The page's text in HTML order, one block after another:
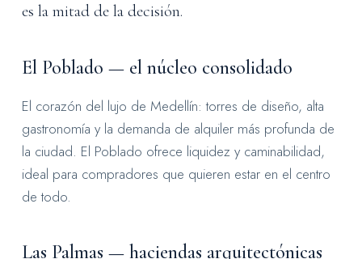
es la mitad de la decisión.
El Poblado — el núcleo consolidado
El corazón del lujo de Medellín: torres de diseño, alta
gastronomía y la demanda de alquiler más profunda de
la ciudad. El Poblado ofrece liquidez y caminabilidad,
ideal para compradores que quieren estar en el centro
de todo.
Las Palmas — haciendas arquitectónicas